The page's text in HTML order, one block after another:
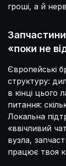
гроші, а й
«поки не
Європейські
структуру:
в кінці цього
питання:
Локальна
«ввічливий
вузла,
працює твоя